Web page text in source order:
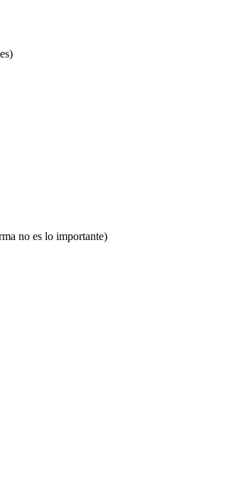
no es lo importante)